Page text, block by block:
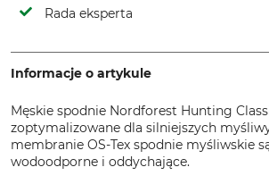
Rada eksperta
Informacje o artykule
Męskie spodnie Nordforest Hunting
zoptymalizowane dla silniejszych
membranie OS-Tex spodnie myśliwskie
wodoodporne i oddychające.